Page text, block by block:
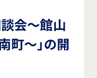
会～館山
町～」の開